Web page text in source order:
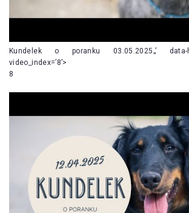
Kundelek o poranku 03.05.2025„’ data-
video_index=’8’>
8